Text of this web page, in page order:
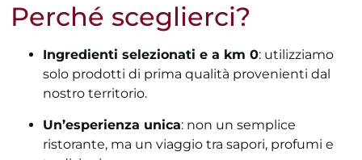
Perché sceglierci?
Ingredienti selezionati e a km 0: utilizziamo
solo prodotti di prima qualità provenienti dal
nostro territorio.
Un’esperienza unica: non un semplice
ristorante, ma un viaggio tra sapori, profumi e